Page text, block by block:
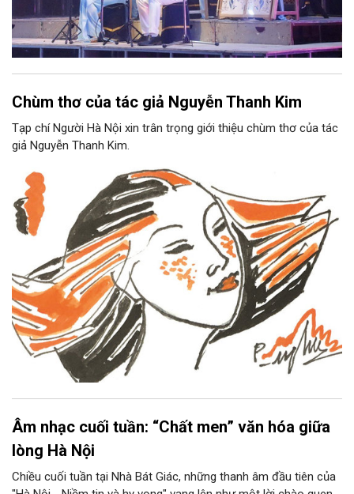
Chùm thơ của tác giả Nguyễn Thanh Kim
Tạp chí Người Hà Nội xin trân trọng giới thiệu chùm thơ của tác
giả Nguyễn Thanh Kim.
Âm nhạc cuối tuần: “Chất men” văn hóa giữa
lòng Hà Nội
Chiều cuối tuần tại Nhà Bát Giác, những thanh âm đầu tiên của